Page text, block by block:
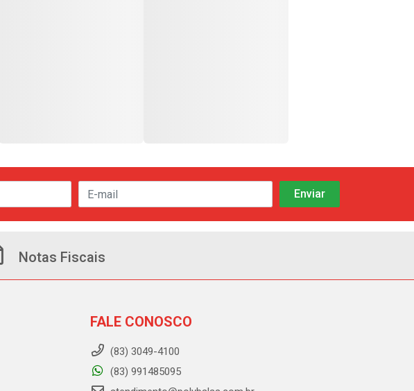
Notas Fiscais
FALE CONOSCO
(83) 3049-4100
(83) 991485095